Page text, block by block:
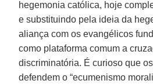
hegemonia católica, hoje
e substituindo pela ideia da
aliança com os evangélicos
como plataforma comum a
discriminatória. É curioso que
defendem o “ecumenismo